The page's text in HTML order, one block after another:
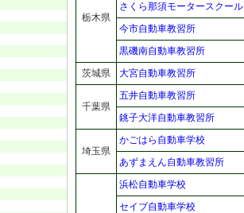
栃木県
さくら那須モータースクール
今市自動車教習所
黒磯南自動車教習所
茨城県
大宮自動車教習所
千葉県
五井自動車教習所
銚子大洋自動車教習所
埼玉県
かごはら自動車学校
あずまえん自動車教習所
浜松自動車学校
セイブ自動車学校